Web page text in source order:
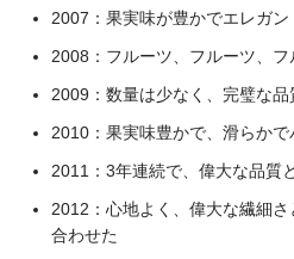
2007：果実味が豊かでエレガン
2008：フルーツ、フルーツ、フ
2009：数量は少なく、完璧な
2010：果実味豊かで、滑らかで
2011：3年連続で、偉大な品質
2012：心地よく、偉大な繊細
合わせた